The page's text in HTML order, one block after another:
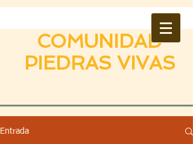
COMUNIDAD
PIEDRAS VIVAS
Entrada